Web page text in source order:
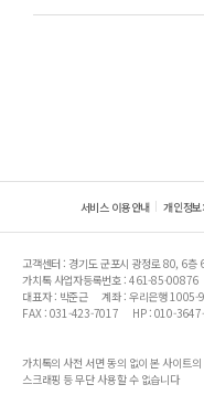
서비스 이용안내 개인정
고객센터 : 경기도 군포시 광정로 80, 6층
가치톡 사업자등록번호 : 461-85-00876
대표자 : 박준근
계좌 : 우리은행
FAX : 031-423-7017
HP : 010-
가치톡의 사전 서면 동의 없이 본 사이트
스크래핑 등 무단 사용할 수 없습니다